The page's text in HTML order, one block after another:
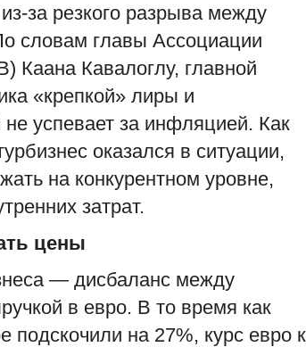
за резкого разрыва между
словам главы Ассоциации
Каана Кавалоглу, главной
«крепкой» лиры и
успевает за инфляцией. Как
оказался в ситуации,
на конкурентном уровне,
затрат.
цены
— дисбаланс между
в евро. В то время как
подскочили на 27%, курс евро к